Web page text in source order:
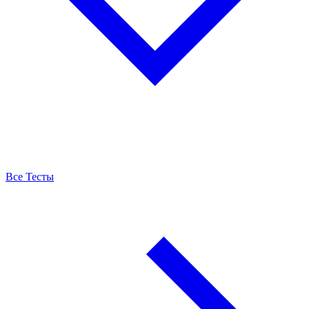
Все Тесты